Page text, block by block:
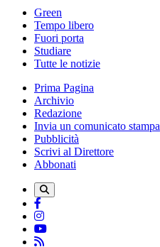
Green
Tempo libero
Fuori porta
Studiare
Tutte le notizie
Prima Pagina
Archivio
Redazione
Invia un comunicato stampa
Pubblicità
Scrivi al Direttore
Abbonati